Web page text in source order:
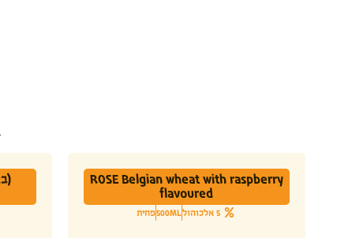
ROSE Belgian wheat with raspberry
flavoured
5 אלכוהול 500MLפחית